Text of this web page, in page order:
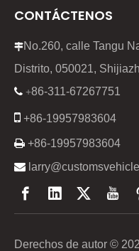
CONTÁCTENOS
No.260, calle Tangu
Distrito, 050021,
 +86-311-67267751
 +86-19957983604
 +86-19957983604

Derechos de autor ©